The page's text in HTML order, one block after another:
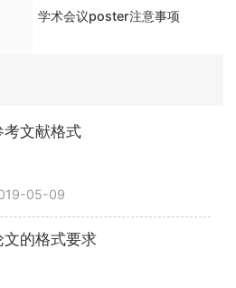
学术会议poster注意事项
考文献格式
05-09
文的格式要求